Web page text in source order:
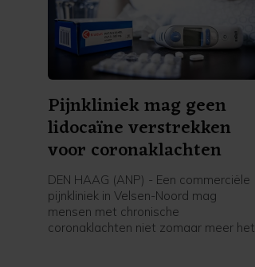
Pijnkliniek mag geen
lidocaïne verstrekken
voor coronaklachten
DEN HAAG (ANP) - Een commerciële
pijnkliniek in Velsen-Noord mag
mensen met chronische
coronaklachten niet zomaar meer het